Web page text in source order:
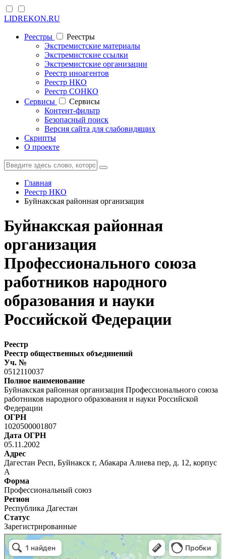
LIDREKON.RU
Реестры
Реестры
Экстремистские материалы
Экстремистские ссылки
Экстремистские организации
Реестр иноагентов
Реестр НКО
Реестр СОНКО
Cервисы
Cервисы
Контент-фильтр
Безопасный поиск
Версия сайта для слабовидящих
Скрипты
О проекте
Главная
Реестр НКО
Буйнакская районная организация
Буйнакская районная
организация
Профессионального союза
работников народного
образования и науки
Российской Федерации
Реестр
Реестр общественных объединений
Уч. №
0512110037
Полное наименование
Буйнакская районная организация Профессионального союза
работников народного образования и науки Российской
Федерации
ОГРН
1020500001807
Дата ОГРН
05.11.2002
Адрес
Дагестан Респ, Буйнакск г, Абакара Алиева пер, д. 12, корпус
А
Форма
Профессиональный союз
Регион
Республика Дагестан
Статус
Зарегистрированные